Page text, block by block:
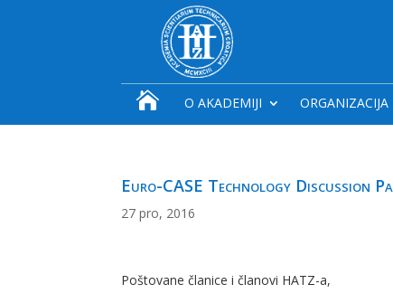
 O AKADEMIJI ORGANIZACIJA
Euro-CASE Technology Discussion
27 pro, 2016
Poštovane članice i članovi HATZ-a,